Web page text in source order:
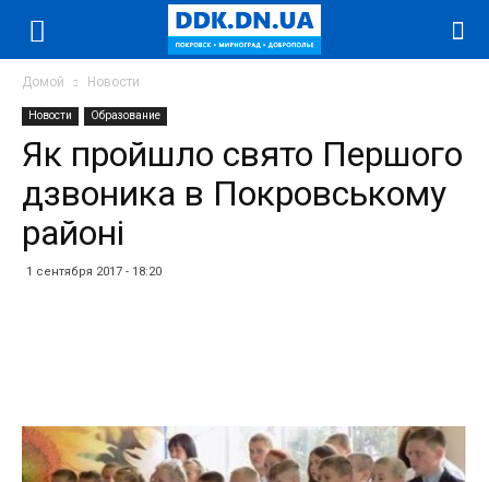
Домой Новости
Новости Образование
Як пройшло свято Першого
дзвоника в Покровському
районі
1 сентября 2017 - 18:20